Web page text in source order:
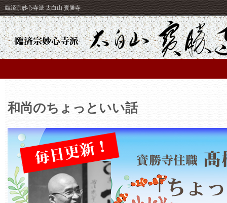
臨済宗妙心寺派 太白山 寳勝寺
和尚のちょっといい話